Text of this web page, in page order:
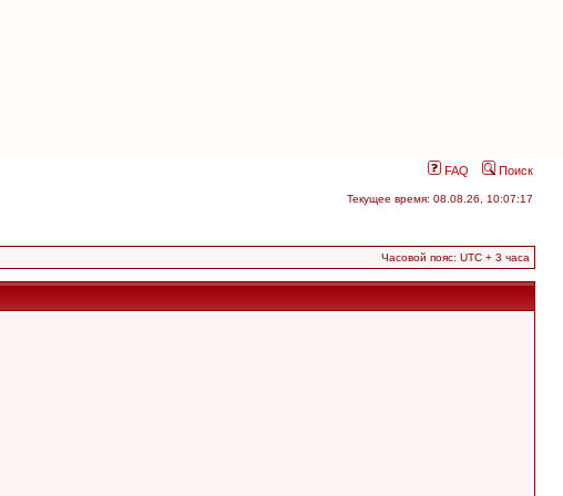
FAQ Поиск
Текущее время: 08.08.26, 10:07:17
Часовой пояс: UTC + 3 часа